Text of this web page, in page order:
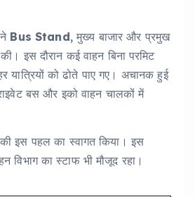
Bus Stand, मुख्य बाजार और प्रमुख
इस दौरान कई वाहन बिना परमिट
यात्रियों को ढोते पाए गए। अचानक हुई
बस और इको वाहन चालकों में
की इस पहल का स्वागत किया। इस
विभाग का स्टाफ भी मौजूद रहा।